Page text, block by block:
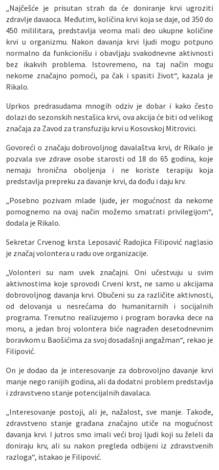
„Najčešće je prisutan strah da će doniranje krvi ugroziti
zdravlje davaoca. Međutim, količina krvi koja se daje, od 350 do
450 mililitara, predstavlja veoma mali deo ukupne količine
krvi u organizmu. Nakon davanja krvi ljudi mogu potpuno
normalno da funkcionišu i obavljaju svakodnevne aktivnosti
bez ikakvih problema. Istovremeno, na taj način mogu
nekome značajno pomoći, pa čak i spasiti život“, kazala je
Rikalo.
Uprkos predrasudama mnogih odziv je dobar i kako često
dolazi do sezonskih nestašica krvi, ova akcija će biti od velikog
značaja za Zavod za transfuziju krvi u Kosovskoj Mitrovici.
Govoreći o značaju dobrovoljnog davalaštva krvi, dr Rikalo je
pozvala sve zdrave osobe starosti od 18 do 65 godina, koje
nemaju hronična oboljenja i ne koriste terapiju koja
predstavlja prepreku za davanje krvi, da dođu i daju krv.
„Posebno pozivam mlade ljude, jer mogućnost da nekome
pomognemo na ovaj način možemo smatrati privilegijom“,
dodala je Rikalo.
Sekretar Crvenog krsta Leposavić Radojica Filipović naglasio
je značaj volontera u radu ove organizacije.
„Volonteri su nam uvek značajni. Oni učestvuju u svim
aktivnostima koje sprovodi Crveni krst, ne samo u akcijama
dobrovoljnog davanja krvi. Obučeni su za različite aktivnosti,
od delovanja u nesrećama do humanitarnih i socijalnih
programa. Trenutno realizujemo i program boravka dece na
moru, a jedan broj volontera biće nagrađen desetodnevnim
boravkom u Baošićima za svoj dosadašnji angažman“, rekao je
Filipović.
On je dodao da je interesovanje za dobrovoljno davanje krvi
manje nego ranijih godina, ali da dodatni problem predstavlja
i zdravstveno stanje potencijalnih davalaca.
„Interesovanje postoji, ali je, nažalost, sve manje. Takođe,
zdravstveno stanje građana značajno utiče na mogućnost
davanja krvi. I jutros smo imali veći broj ljudi koji su želeli da
doniraju krv, ali su nakon pregleda odbijeni iz zdravstvenih
razloga“, istakao je Filipović.